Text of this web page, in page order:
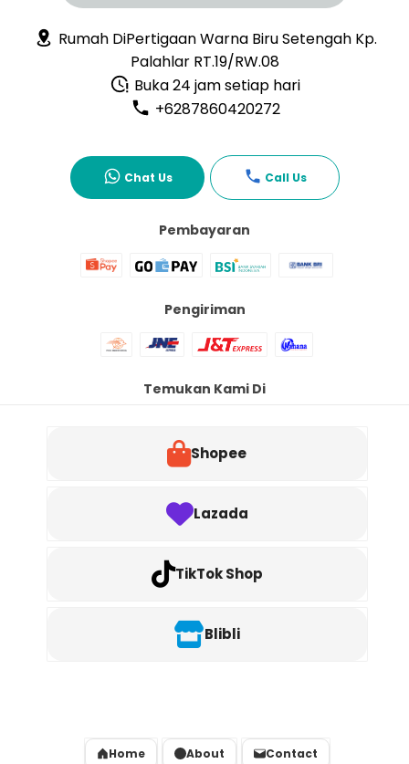
Rumah DiPertigaan Warna Biru Setengah Kp.
Palahlar RT.19/RW.08
Buka 24 jam setiap hari
+6287860420272
Chat Us Call Us
Pembayaran
Pengiriman
Temukan Kami Di
Shopee
Lazada
TikTok Shop
Blibli
Home About Contact